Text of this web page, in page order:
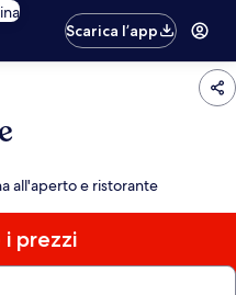
Scarica l’app
all'aperto e ristorante
prezzi